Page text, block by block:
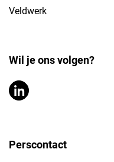
Veldwerk
Wil je ons volgen?
Perscontact